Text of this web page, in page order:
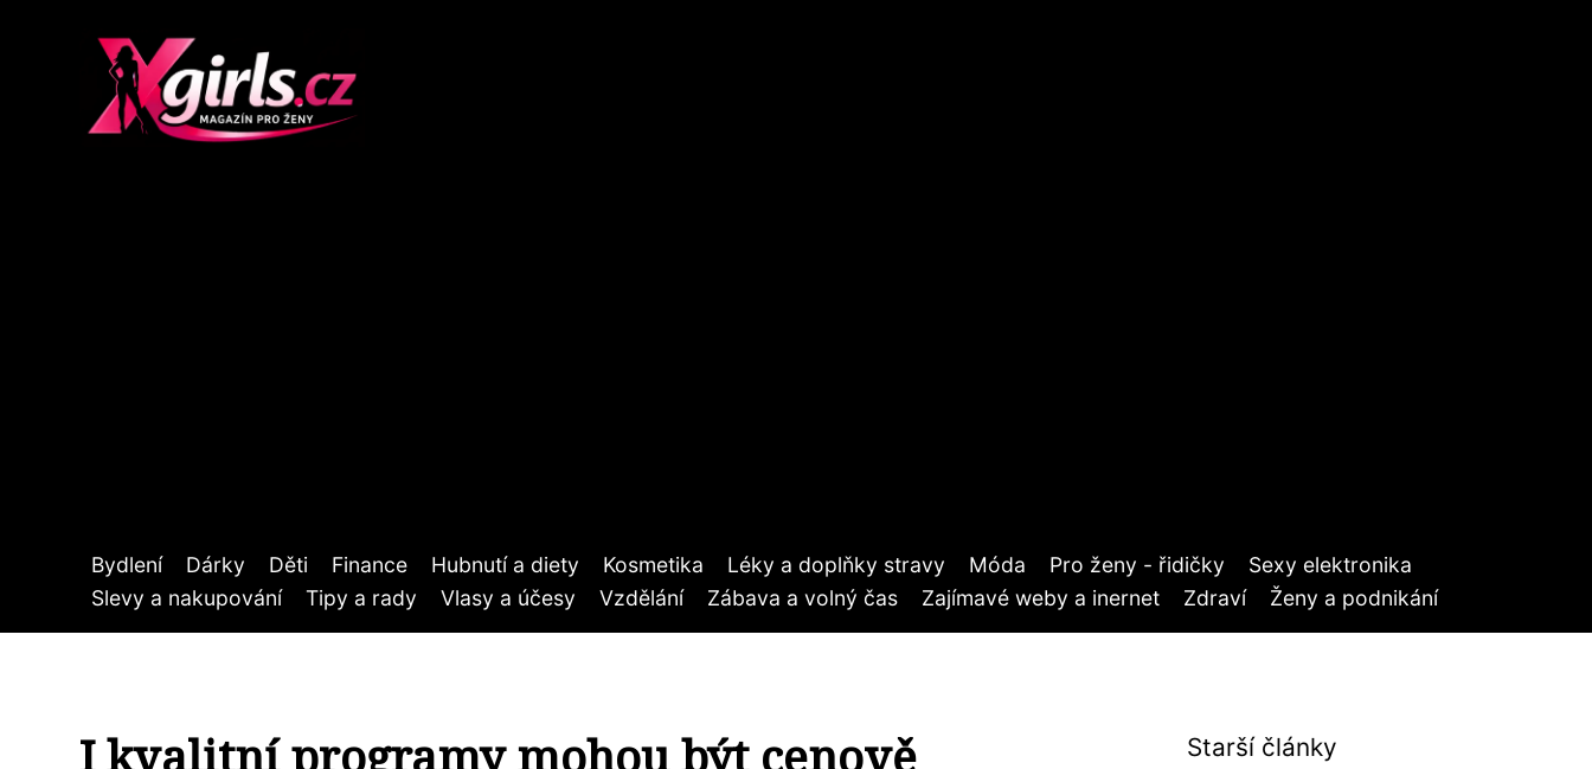
Bydlení Dárky Děti Finance Hubnutí a diety Kosmetika Léky a doplňky stravy Móda Pro ženy - řidičky
Sexy elektronika
Slevy a nakupování
Tipy a rady Vlasy a účesy Vzdělání Zábava a volný čas Zajímavé weby a inernet Zdraví Ženy a podnikání
I kvalitní programy mohou být cenově
Starší články